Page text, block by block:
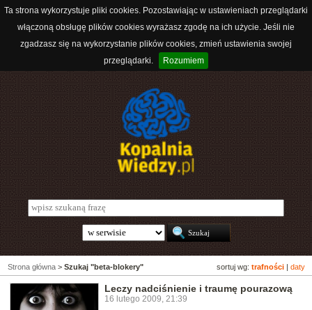
Ta strona wykorzystuje pliki cookies. Pozostawiając w ustawieniach przeglądarki
włączoną obsługę plików cookies wyrażasz zgodę na ich użycie. Jeśli nie
zgadzasz się na wykorzystanie plików cookies, zmień ustawienia swojej
przeglądarki.
Rozumiem
sortuj wg: trafności daty
Strona główna > Szukaj "beta-blokery"
Leczy nadciśnienie i traumę pourazową
16 lutego 2009, 21:39